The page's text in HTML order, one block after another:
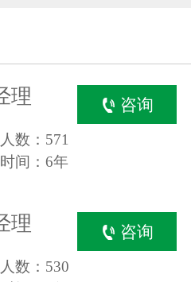
理
数：571
间：6年
咨询
理
数：530
咨询